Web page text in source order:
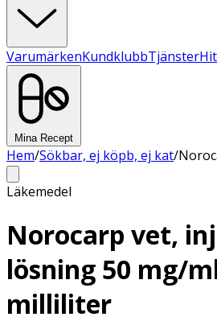
VarumärkenKundklubbTjänster
Mina Recept
Hem/Sökbar, ej köpb, ej kat/
Läkemedel
Norocarp vet,
lösning 50 mg/
milliliter